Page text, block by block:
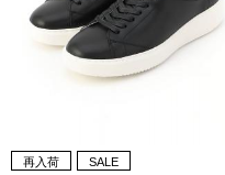
再入荷
SALE